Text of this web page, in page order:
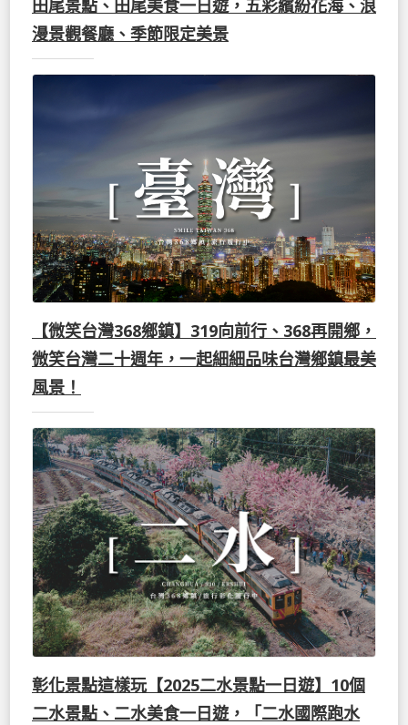
田尾景點、田尾美食一日遊，五彩繽紛花海、浪
漫景觀餐廳、季節限定美景
【微笑台灣368鄉鎮】319向前行、368再開鄉，
微笑台灣二十週年，一起細細品味台灣鄉鎮最美
風景！
彰化景點這樣玩【2025二水景點一日遊】10個
二水景點、二水美食一日遊，「二水國際跑水